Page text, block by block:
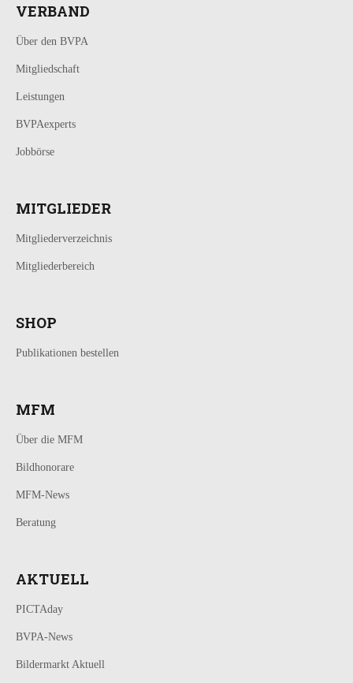
VERBAND
Über den BVPA
Mitgliedschaft
Leistungen
BVPAexperts
Jobbörse
MITGLIEDER
Mitgliederverzeichnis
Mitgliederbereich
SHOP
Publikationen bestellen
MFM
Über die MFM
Bildhonorare
MFM-News
Beratung
AKTUELL
PICTAday
BVPA-News
Bildermarkt Aktuell